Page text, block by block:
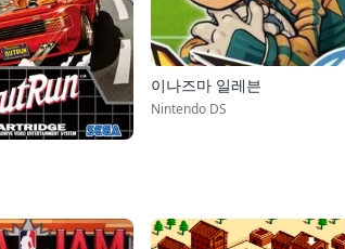
이나즈마 일레븐
Nintendo DS